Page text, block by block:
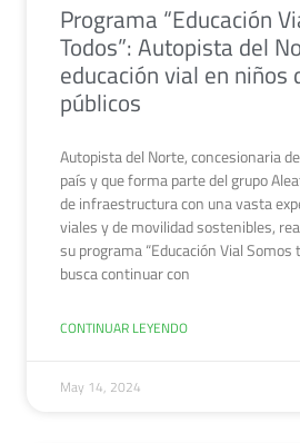
Programa “Educación
Todos”: Autopista del
educación vial en niños
públicos
Autopista del Norte, concesionaria
país y que forma parte del grupo
de infraestructura con una vasta
viales y de movilidad sostenibles,
su programa “Educación Vial Somos
busca continuar con
CONTINUAR LEYENDO
May 14, 2024